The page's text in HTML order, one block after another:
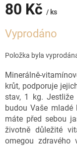
80 Kč / ks
cena:
Vyprodáno
Položka byla
Minerálně-
krůt, podporuje
stav, 1 kg. Jestliže
budou Vaše
máte před sebou
životně důležité
omegou zdravého